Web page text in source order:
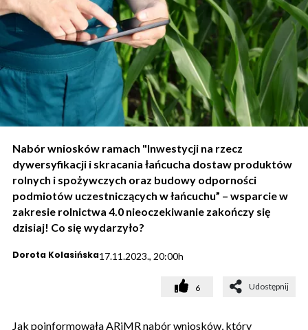
Nabór wniosków ramach "Inwestycji na rzecz
dywersyfikacji i skracania łańcucha dostaw produktów
rolnych i spożywczych oraz budowy odporności
podmiotów uczestniczących w łańcuchu” – wsparcie w
zakresie rolnictwa 4.0 nieoczekiwanie zakończy się
dzisiaj! Co się wydarzyło?
Dorota Kolasińska17.11.2023., 20:00h
6 Udostępnij
Jak poinformowała ARiMR nabór wniosków, który